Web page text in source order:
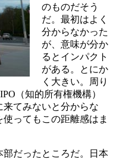
のものだそう
だ。最初はよく
分からなかった
が、意味が分か
るとインパクト
がある。とにか
く大きい。周り
（知的所有権機構）
てみないと分からな
ってもこの距離感はま
部だったところだ。日本